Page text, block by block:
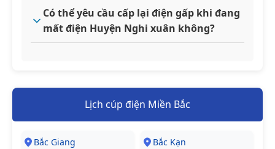
Có thể yêu cầu cấp lại điện gấp khi đang
mất điện Huyện Nghi xuân không?
Lịch cúp điện Miền Bắc
Bắc Giang Bắc Kạn